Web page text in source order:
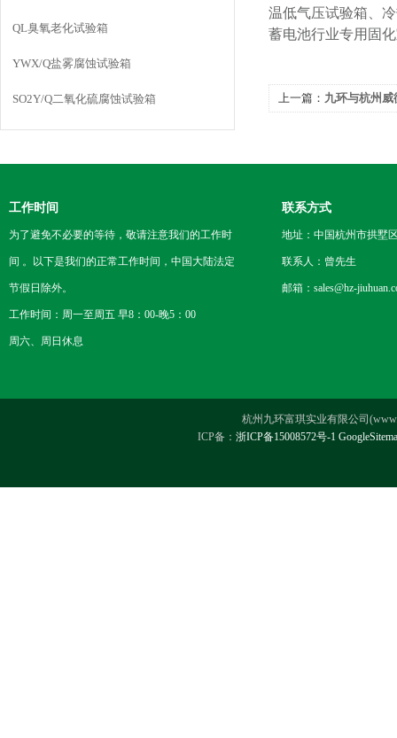
QL臭氧老化试验箱
YWX/Q盐雾腐蚀试验箱
SO2Y/Q二氧化硫腐蚀试验箱
温低气压试验箱、
蓄电池行业专用固
上一篇： 九环与杭州
工作时间
为了避免不必要的等待，敬请注意我们的工作时
间 。以下是我们的正常工作时间，中国大陆法定
节假日除外。
工作时间：周一至周五 早8：00-晚5：00
周六、周日休息
联系方式
地址：中国杭州市拱墅
联系人：曾先生
邮箱：sales@hz-
杭州九环富琪实业有限公司
ICP备： 浙ICP备15008572号-1